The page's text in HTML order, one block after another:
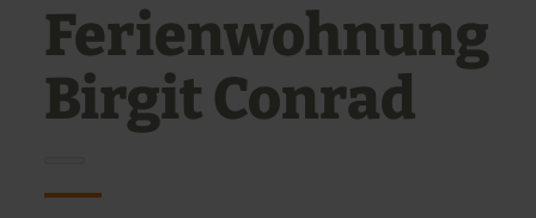
Ferienwohnung
Birgit Conrad